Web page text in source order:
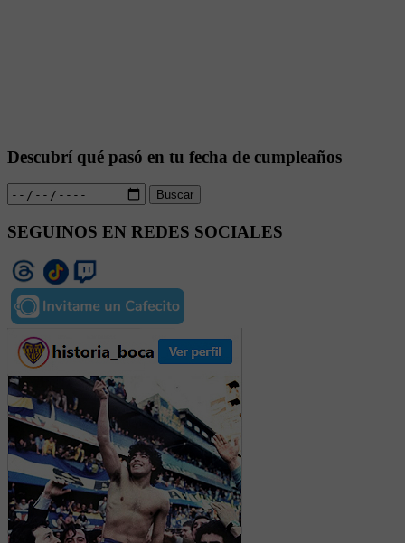
Descubrí qué pasó en tu fecha de cumpleaños
Buscar
SEGUINOS EN REDES SOCIALES